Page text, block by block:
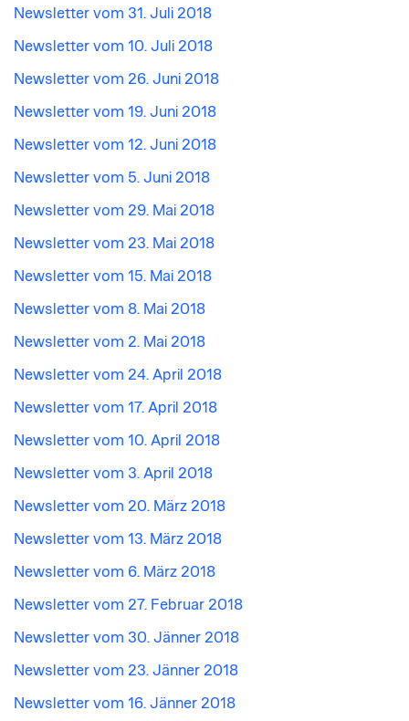
Newsletter vom 31. Juli 2018
Newsletter vom 10. Juli 2018
Newsletter vom 26. Juni 2018
Newsletter vom 19. Juni 2018
Newsletter vom 12. Juni 2018
Newsletter vom 5. Juni 2018
Newsletter vom 29. Mai 2018
Newsletter vom 23. Mai 2018
Newsletter vom 15. Mai 2018
Newsletter vom 8. Mai 2018
Newsletter vom 2. Mai 2018
Newsletter vom 24. April 2018
Newsletter vom 17. April 2018
Newsletter vom 10. April 2018
Newsletter vom 3. April 2018
Newsletter vom 20. März 2018
Newsletter vom 13. März 2018
Newsletter vom 6. März 2018
Newsletter vom 27. Februar 2018
Newsletter vom 30. Jänner 2018
Newsletter vom 23. Jänner 2018
Newsletter vom 16. Jänner 2018